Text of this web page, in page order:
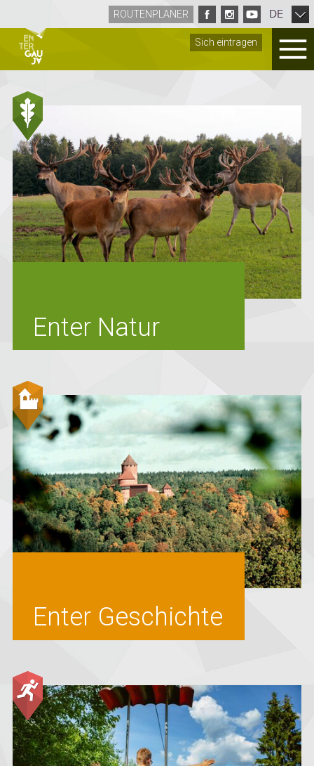
Sich eintragen
ROUTENPLANER DE
Enter Natur
Enter Geschichte